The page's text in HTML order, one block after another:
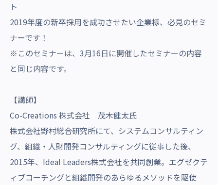
ト
2019年度の新卒採用を成功させたい企業様、必見のセミ
ナーです！
※このセミナーは、3月16日に開催したセミナーの内容
と同じ内容です。
【講師】
Co-Creations 株式会社 茂木健太氏
株式会社野村総合研究所にて、システムコンサルティン
グ、組織・人財開発コンサルティングに従事した後、
2015年、Ideal Leaders株式会社を共同創業。エグゼクテ
ィブコーチングと組織開発のあらゆるメソッドを駆使